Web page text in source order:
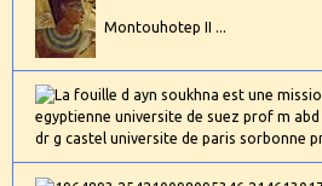
Montouhotep II ...